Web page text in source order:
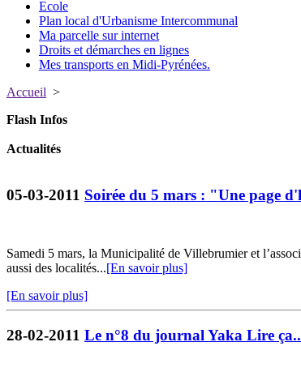
Ecole
Plan local d'Urbanisme Intercommunal
Ma parcelle sur internet
Droits et démarches en lignes
Mes transports en Midi-Pyrénées.
Accueil >
Flash Infos
Actualités
05-03-2011 Soirée du 5 mars : "Une page
Samedi 5 mars, la Municipalité de Villebrumier et
aussi des localités...[En savoir plus]
[En savoir plus]
28-02-2011 Le n°8 du journal Yaka Lire